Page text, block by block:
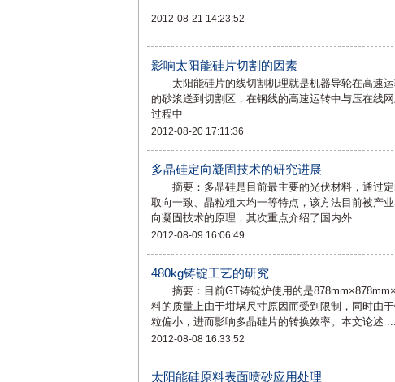
2012-08-21 14:23:52
影响太阳能硅片切割的因素
太阳能硅片的线切割机理就是机器导轮在高速运
的砂浆送到切割区，在钢线的高速运转中与压在
过程中
2012-08-20 17:11:36
多晶硅定向凝固技术的研究进展
摘要：多晶硅是目前最主要的光伏材料，通过定
取向一致、晶粒粗大均一等特点，该方法目前被产
向凝固技术的原理，其次重点介绍了国内外
2012-08-09 16:06:49
480kg铸锭工艺的研究
摘要：目前GT铸锭炉使用的是
料的质量上由于坩埚尺寸原因而受到限制，同时由
粒偏小，进而影响多晶硅片的转换效率。本文论述 ...
2012-08-08 16:33:52
太阳能硅原料表面喷砂应用处理